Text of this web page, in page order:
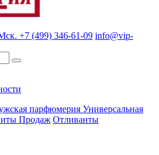
+7 (499) 346-61-09 info@vip-
парфюмерия Универсальная
Продаж Отливанты